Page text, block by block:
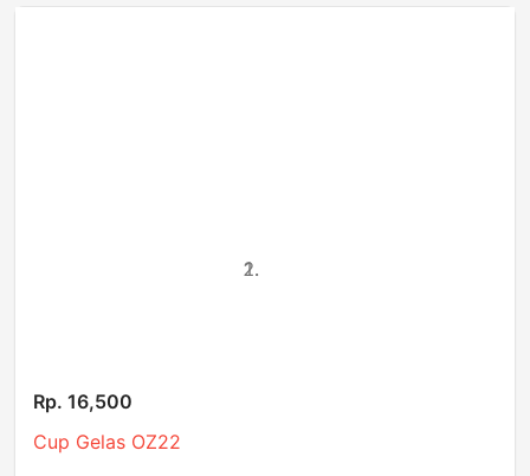
Rp. 16,500
Cup Gelas OZ22